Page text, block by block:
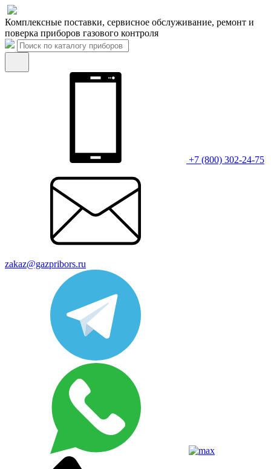
Комплексные поставки, сервисное обслуживание, ремонт и
поверка приборов газового контроля
+7 (800) 302-24-75
zakaz@gazpribors.ru